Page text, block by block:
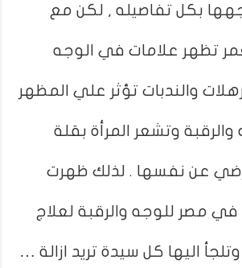
بكل تفاصيله , لكن مع
تظهر علامات في الوجه
والندبات تؤثر علي المظهر
وتشعر المرأة بقلة
عن نفسها . لذلك ظهرت
مصر للوجه والرقبة لعلاج
اليها كل سيدة تريد ازالة …